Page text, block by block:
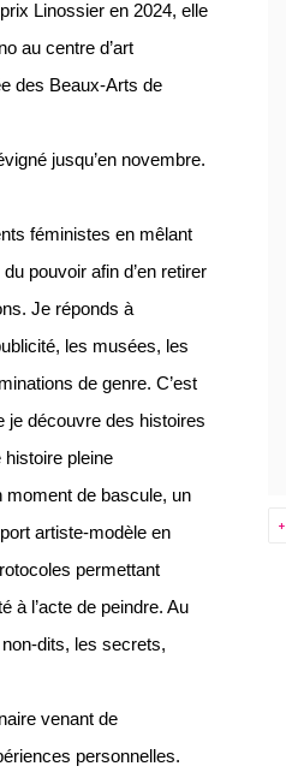
Linossier en 2024, elle
au centre d’art
des Beaux-Arts de
jusqu’en novembre.
féministes en mêlant
pouvoir afin d’en retirer
Je réponds à
les musées, les
de genre. C’est
je découvre des histoires
histoire pleine
moment de bascule, un
artiste-modèle en
permettant
à l’acte de peindre. Au
dits, les secrets,
venant de
personnelles.